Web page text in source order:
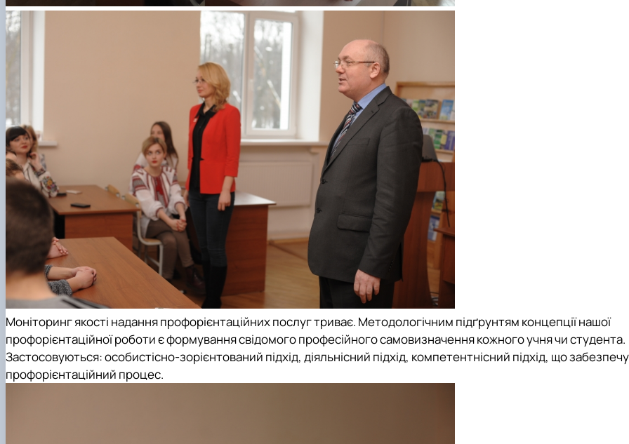
Моніторинг якості надання профорієнтаційних послуг триває. Методологічним підґрунтям концепції нашої
профорієнтаційної роботи є формування свідомого професійного самовизначення кожного учня чи студента.
Застосовуються: особистісно-зорієнтований підхід, діяльнісний підхід, компетентнісний підхід, що
профорієнтаційний процес.